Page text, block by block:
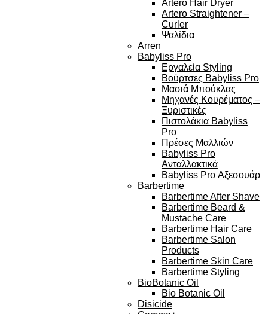
Artero Hair Dryer
Artero Straightener –
Curler
Ψαλίδια
Arren
Babyliss Pro
Εργαλεία Styling
Βούρτσες Babyliss Pro
Μασιά Μπούκλας
Μηχανές Κουρέματος –
Ξυριστικές
Πιστολάκια Babyliss
Pro
Πρέσες Μαλλιών
Babyliss Pro
Ανταλλακτικά
Babyliss Pro Αξεσουάρ
Barbertime
Barbertime After Shave
Barbertime Beard &
Mustache Care
Barbertime Hair Care
Barbertime Salon
Products
Barbertime Skin Care
Barbertime Styling
BioBotanic Oil
Bio Botanic Oil
Disicide